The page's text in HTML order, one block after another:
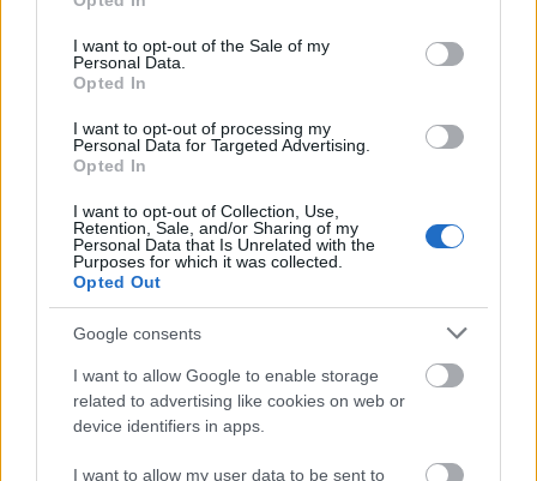
use your data for below specified purposes in below Google
consent section.
I want to opt-out of the Sale of my
Personal Data.
Opted In
I want to opt-out of processing my
Personal Data for Targeted Advertising.
Opted In
I want to opt-out of Collection, Use,
Retention, Sale, and/or Sharing of my
Personal Data that Is Unrelated with the
Purposes for which it was collected.
Opted Out
Google consents
I want to allow Google to enable storage
related to advertising like cookies on web or
device identifiers in apps.
I want to allow my user data to be sent to
Luna-9: az első sima leszállás a
Holdra
Sokolébresztő – az űrös műsor #232
Sokolébresztő•2026. április 10.
Témánk a Luna-9 szovjet holdszonda, amely hatvan
éve elsőként szállt le simán a Holdra. Az űreszköz
pontos helye a Holdon néhány héttel ezelőttig
ismeretlen volt, s éppen az évfordulón találta meg a
A szerkezet fényesen igazolta, hogy a holdporra le…